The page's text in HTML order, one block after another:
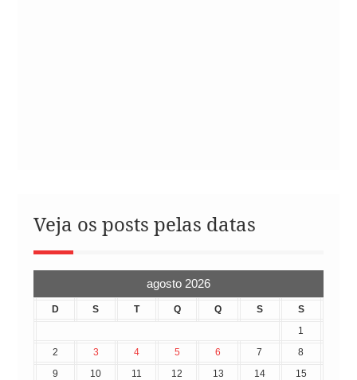
Veja os posts pelas datas
agosto 2026
D S T Q Q S
S
1
2
3 4 5 6 7
8
9
10 11 12 13 14
15